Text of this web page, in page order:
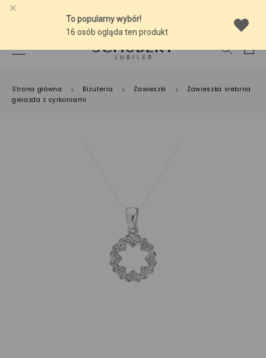
Strona główna Biżuteria Zawieszki
Zawieszka srebrna
gwiazda z cyrkoniami